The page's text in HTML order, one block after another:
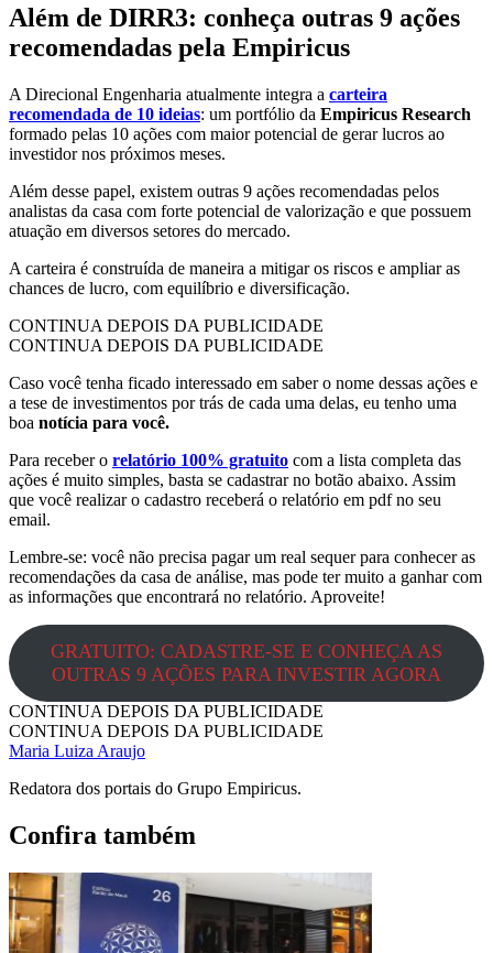
Além de DIRR3: conheça outras 9 ações
recomendadas pela Empiricus
A Direcional Engenharia atualmente integra a carteira
recomendada de 10 ideias: um portfólio da Empiricus Research
formado pelas 10 ações com maior potencial de gerar lucros ao
investidor nos próximos meses.
Além desse papel, existem outras 9 ações recomendadas pelos
analistas da casa com forte potencial de valorização e que possuem
atuação em diversos setores do mercado.
A carteira é construída de maneira a mitigar os riscos e ampliar as
chances de lucro, com equilíbrio e diversificação.
CONTINUA DEPOIS DA PUBLICIDADE
CONTINUA DEPOIS DA PUBLICIDADE
Caso você tenha ficado interessado em saber o nome dessas ações e
a tese de investimentos por trás de cada uma delas, eu tenho uma
boa notícia para você.
Para receber o relatório 100% gratuito com a lista completa das
ações é muito simples, basta se cadastrar no botão abaixo. Assim
que você realizar o cadastro receberá o relatório em pdf no seu
email.
Lembre-se: você não precisa pagar um real sequer para conhecer as
recomendações da casa de análise, mas pode ter muito a ganhar com
as informações que encontrará no relatório. Aproveite!
GRATUITO: CADASTRE-SE E CONHEÇA AS
OUTRAS 9 AÇÕES PARA INVESTIR AGORA
CONTINUA DEPOIS DA PUBLICIDADE
CONTINUA DEPOIS DA PUBLICIDADE
Maria Luiza Araujo
Redatora dos portais do Grupo Empiricus.
Confira também